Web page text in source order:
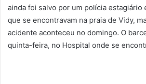
ainda foi salvo por um polícia estagiário
que se encontravam na praia de Vidy,
acidente aconteceu no domingo. O
quinta-feira, no Hospital onde se